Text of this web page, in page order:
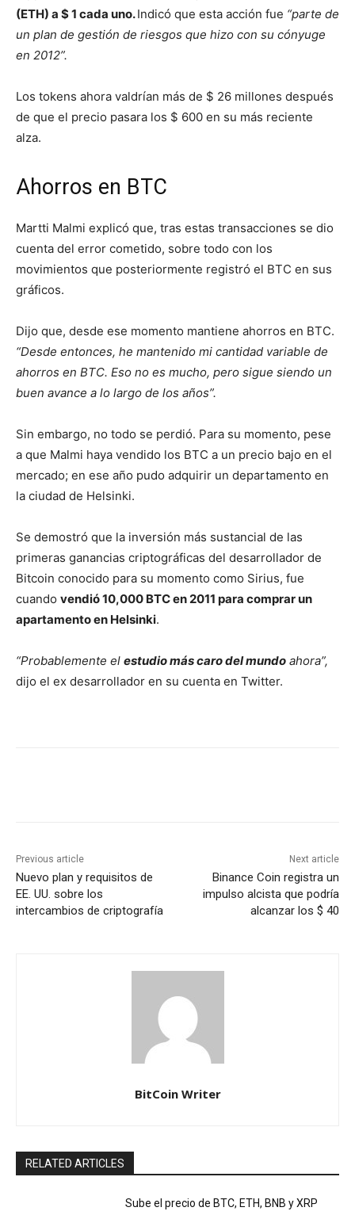
(ETH) a $ 1 cada uno.Indicó que esta acción fue “parte de
un plan de gestión de riesgos que hizo con su cónyuge
en 2012”.
Los tokens ahora valdrían más de $ 26 millones después
de que el precio pasara los $ 600 en su más reciente
alza.
Ahorros en BTC
Martti Malmi explicó que, tras estas transacciones se dio
cuenta del error cometido, sobre todo con los
movimientos que posteriormente registró el BTC en sus
gráficos.
Dijo que, desde ese momento mantiene ahorros en BTC.
“Desde entonces, he mantenido mi cantidad variable de
ahorros en BTC. Eso no es mucho, pero sigue siendo un
buen avance a lo largo de los años”.
Sin embargo, no todo se perdió. Para su momento, pese
a que Malmi haya vendido los BTC a un precio bajo en el
mercado; en ese año pudo adquirir un departamento en
la ciudad de Helsinki.
Se demostró que la inversión más sustancial de las
primeras ganancias criptográficas del desarrollador de
Bitcoin conocido para su momento como Sirius, fue
cuando vendió 10,000 BTC en 2011 para comprar un
apartamento en Helsinki.
“Probablemente el estudio más caro del mundo ahora”,
dijo el ex desarrollador en su cuenta en Twitter.
Previous article
Nuevo plan y requisitos de
EE. UU. sobre los
intercambios de criptografía
Next article
Binance Coin registra un
impulso alcista que podría
alcanzar los $ 40
BitCoin Writer
RELATED ARTICLES
Sube el precio de BTC, ETH, BNB y XRP